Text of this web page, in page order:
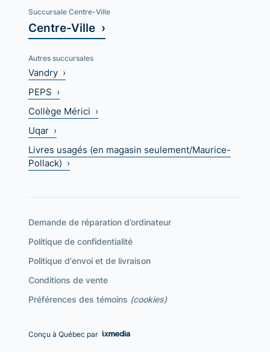
Succursale Centre-Ville
Centre-Ville ›
Autres succursales
Vandry ›
PEPS ›
Collège Mérici ›
Uqar ›
Livres usagés (en magasin seulement/Maurice-
Pollack) ›
Demande de réparation d’ordinateur
Politique de confidentialité
Politique d'envoi et de livraison
Conditions de vente
Préférences des témoins (cookies)
Conçu à Québec par